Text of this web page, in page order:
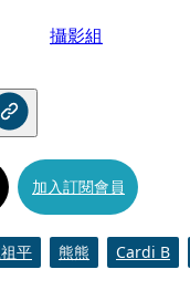
攝影組
加入訂閱會員
平 熊熊 Cardi B